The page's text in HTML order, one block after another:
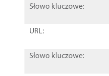
Słowo kluczowe:
URL:
Słowo kluczowe: